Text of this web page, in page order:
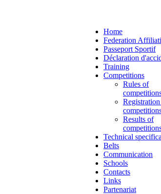
Home
Federation
Passeport Sportif
Déclaration
Training
Competitions
Rules of
Results of
Technical
Belts
Communication
Schools
Contacts
Links
Partenariat